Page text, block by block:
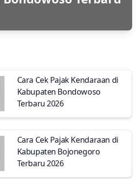
Cara Cek Pajak Kendaraan di
Kabupaten Bondowoso
Terbaru 2026
Cara Cek Pajak Kendaraan di
Kabupaten Bojonegoro
Terbaru 2026